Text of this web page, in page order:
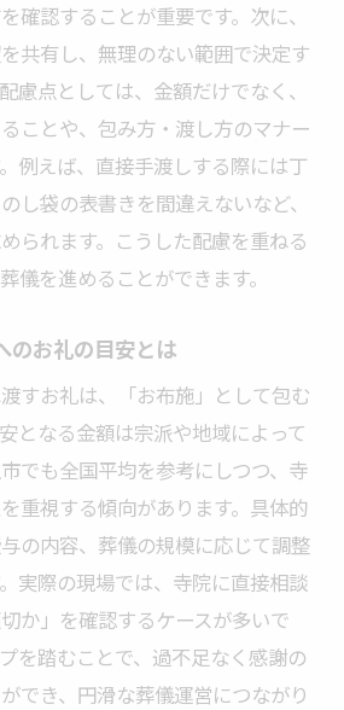
確認することが重要です。次に、
共有し、無理のない範囲で決定す
慮点としては、金額だけでなく、
ことや、包み方・渡し方のマナー
例えば、直接手渡しする際には丁
し袋の表書きを間違えないなど、
られます。こうした配慮を重ねる
儀を進めることができます。
のお礼の目安とは
すお礼は、「お布施」として包む
となる金額は宗派や地域によって
でも全国平均を参考にしつつ、寺
重視する傾向があります。具体的
の内容、葬儀の規模に応じて調整
実際の現場では、寺院に直接相談
か」を確認するケースが多いで
を踏むことで、過不足なく感謝の
でき、円滑な葬儀運営につながり